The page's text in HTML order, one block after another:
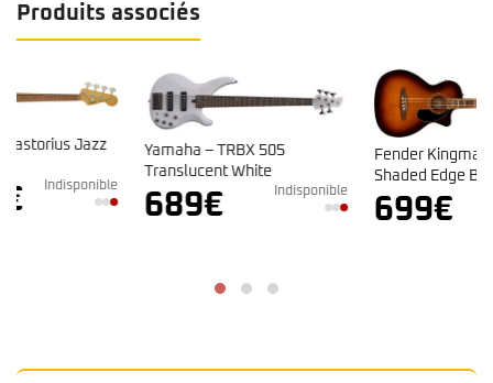
Produits associés
Yamaha – TRBX 505
Translucent White
€ Indisponible
Fender Kingman Bass SEB
Shaded Edge Burst
€ Indisponible